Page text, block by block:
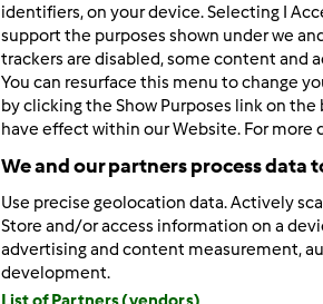
lully wrote:
Io lo lavo, i residui alla fine puzzano
quello che ho letto io e
stare una notte e poi con la stessa
identifiers, on your device. Selecting I
support the purposes shown under we
trackers are disabled, some content and
You can resurface this menu to change
by clicking the Show Purposes link on
have effect within our Website. For more
We and our partners process data
Use precise geolocation data. Actively
Store and/or access information on a
advertising and content measurement,
development.